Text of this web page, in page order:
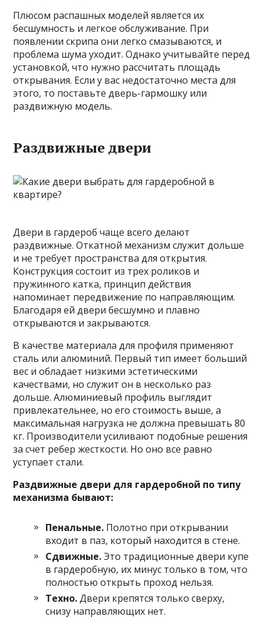
Плюсом распашных моделей является их
бесшумность и легкое обслуживание. При
появлении скрипа они легко смазываются, и
проблема шума уходит. Однако учитывайте перед
установкой, что нужно рассчитать площадь
открывания. Если у вас недостаточно места для
этого, то поставьте дверь-гармошку или
раздвижную модель.
Раздвижные двери
Двери в гардероб чаще всего делают
раздвижные. Откатной механизм служит дольше
и не требует пространства для открытия.
Конструкция состоит из трех роликов и
пружинного катка, принцип действия
напоминает передвижение по направляющим.
Благодаря ей двери бесшумно и плавно
открываются и закрываются.
В качестве материала для профиля применяют
сталь или алюминий. Первый тип имеет больший
вес и обладает низкими эстетическими
качествами, но служит он в несколько раз
дольше. Алюминиевый профиль выглядит
привлекательнее, но его стоимость выше, а
максимальная нагрузка не должна превышать 80
кг. Производители усиливают подобные решения
за счет ребер жесткости. Но оно все равно
уступает стали.
Раздвижные двери для гардеробной по типу
механизма бывают:
Пенальные. Полотно при открывании
входит в паз, который находится в стене.
Сдвижные.Это традиционные двери купе
в гардеробную, их минус только в том, что
полностью открыть проход нельзя.
Техно.Двери крепятся только сверху,
снизу направляющих нет.